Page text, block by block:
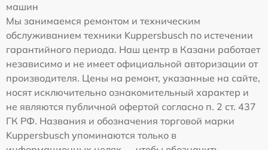
машин
Мы занимаемся ремонтом и техническим
обслуживанием техники Kuppersbusch по истечении
гарантийного периода. Наш центр в Казани работает
независимо и не имеет официальной авторизации от
производителя. Цены на ремонт, указанные на сайте,
носят исключительно ознакомительный характер и
не являются публичной офертой согласно п. 2 ст. 437
ГК РФ. Названия и обозначения торговой марки
Kuppersbusch упоминаются только в